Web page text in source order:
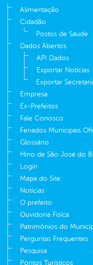
Alimentação
Cidadão
Postos de Saude
Dados Abertos
API Dados
Exportar Notícias
Exportar
Empresa
Ex-Prefeitos
Fale Conosco
Feriados Municipais
Glossário
Hino de São José do
Login
Mapa do Site
Notícias
O prefeito
Ouvidoria Fisíca
Patrimônios do
Perguntas Frequentes
Pesquisa
Pontos Turísticos